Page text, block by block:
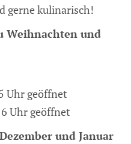
gerne kulinarisch!
Weihnachten und
Uhr geöffnet
Uhr geöffnet
und Januar